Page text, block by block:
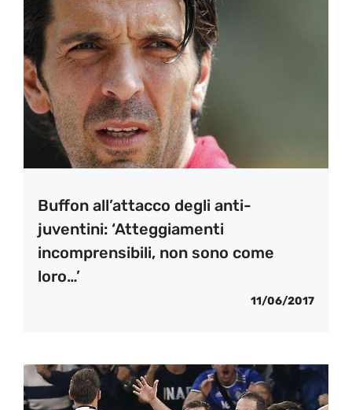
Buffon all’attacco degli anti-
juventini: ‘Atteggiamenti
incomprensibili, non sono come
loro…’
11/06/2017